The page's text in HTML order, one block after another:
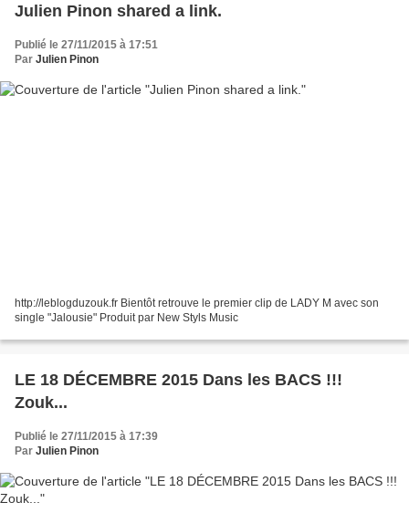
Julien Pinon shared a link.
Publié le 27/11/2015 à 17:51
Par Julien Pinon
http://leblogduzouk.fr Bientôt retrouve le premier clip de LADY M avec son
single "Jalousie" Produit par New Styls Music
LE 18 DÉCEMBRE 2015 Dans les BACS !!!
Zouk...
Publié le 27/11/2015 à 17:39
Par Julien Pinon